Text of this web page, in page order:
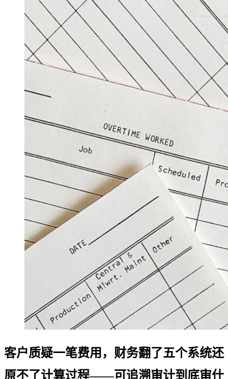
客户质疑一笔费用，财务翻了五个系统还
原不了计算过程——可追溯审计到底审什